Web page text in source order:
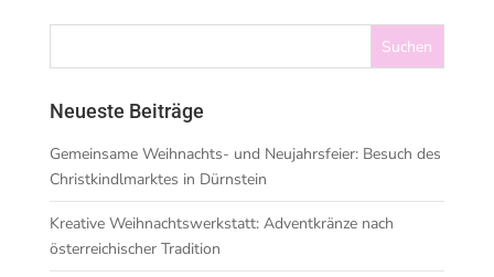
Neueste Beiträge
Gemeinsame Weihnachts- und Neujahrsfeier: Besuch des
Christkindlmarktes in Dürnstein
Kreative Weihnachtswerkstatt: Adventkränze nach
österreichischer Tradition